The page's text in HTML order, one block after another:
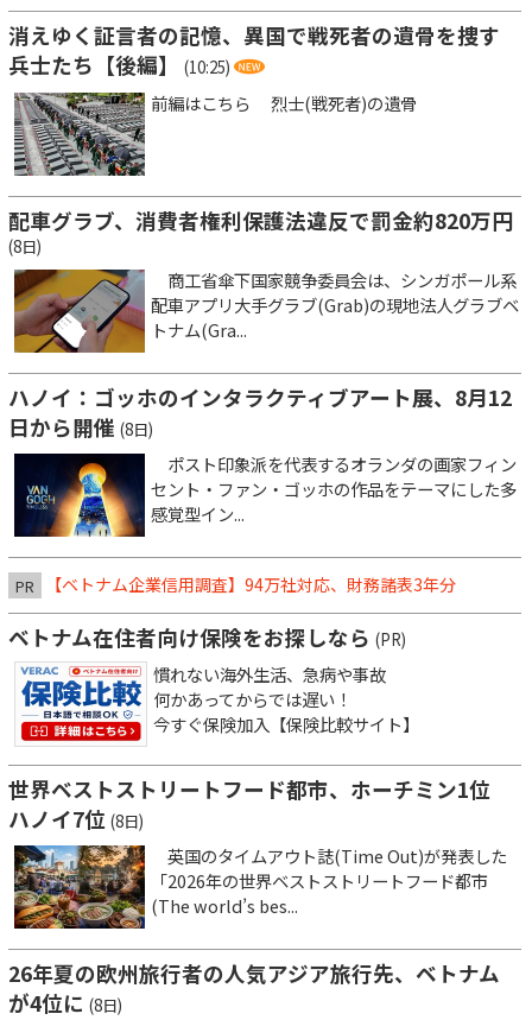
消えゆく証言者の記憶、異国で戦死者の遺骨を捜す
兵士たち【後編】
(10:25)
前編はこちら 烈士(戦死者)の遺骨
配車グラブ、消費者権利保護法違反で罰金約820万円
(8日)
商工省傘下国家競争委員会は、シンガポール系
配車アプリ大手グラブ(Grab)の現地法人グラブベ
トナム(Gra...
ハノイ：ゴッホのインタラクティブアート展、8月12
日から開催 (8日)
ポスト印象派を代表するオランダの画家フィン
セント・ファン・ゴッホの作品をテーマにした多
感覚型イン...
PR 【ベトナム企業信用調査】94万社対応、財務諸表3年分
ベトナム在住者向け保険をお探しなら (PR)
慣れない海外生活、急病や事故
何かあってからでは遅い！
今すぐ保険加入【保険比較サイト】
世界ベストストリートフード都市、ホーチミン1位
ハノイ7位 (8日)
英国のタイムアウト誌(Time Out)が発表した
「2026年の世界ベストストリートフード都市
(The world’s bes...
26年夏の欧州旅行者の人気アジア旅行先、ベトナム
が4位に (8日)